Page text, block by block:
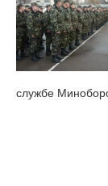
службе